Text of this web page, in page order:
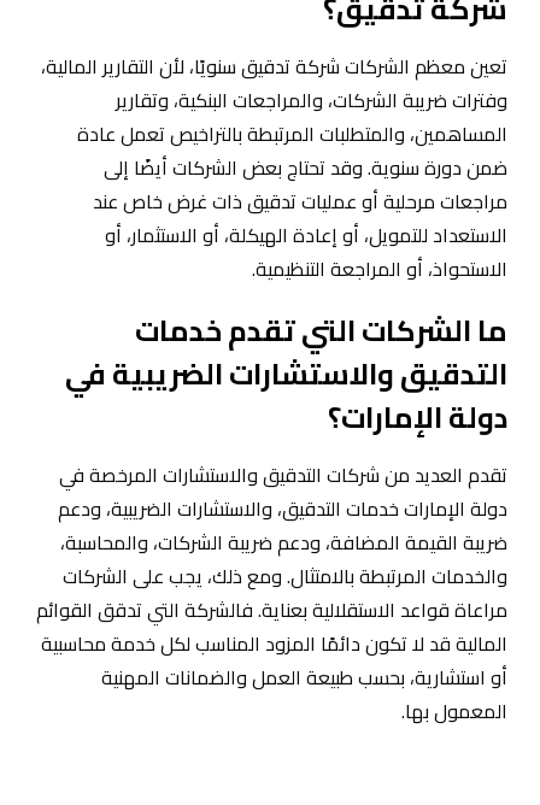
تعين معظم الشركات شركة تدقيق سنويًا، لأن التقارير المالية،
وفترات ضريبة الشركات، والمراجعات البنكية، وتقارير
المساهمين، والمتطلبات المرتبطة بالتراخيص تعمل عادة
ضمن دورة سنوية. وقد تحتاج بعض الشركات أيضًا إلى
مراجعات مرحلية أو عمليات تدقيق ذات غرض خاص عند
الاستعداد للتمويل، أو إعادة الهيكلة، أو الاستثمار، أو
الاستحواذ، أو المراجعة التنظيمية.
ما الشركات التي تقدم خدمات
التدقيق والاستشارات الضريبية في
دولة الإمارات؟
تقدم العديد من شركات التدقيق والاستشارات المرخصة في
دولة الإمارات خدمات التدقيق، والاستشارات الضريبية، ودعم
ضريبة القيمة المضافة، ودعم ضريبة الشركات، والمحاسبة،
والخدمات المرتبطة بالامتثال. ومع ذلك، يجب على الشركات
مراعاة قواعد الاستقلالية بعناية. فالشركة التي تدقق القوائم
المالية قد لا تكون دائمًا المزود المناسب لكل خدمة محاسبية
أو استشارية، بحسب طبيعة العمل والضمانات المهنية
المعمول بها.